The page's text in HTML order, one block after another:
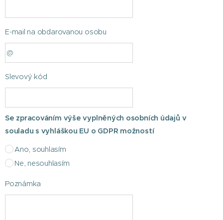
E-mail na obdarovanou osobu
Slevový kód
Se zpracováním výše vyplněných osobních údajů v
souladu s vyhláškou EU o GDPR možností
Ano, souhlasím
Ne, nesouhlasím
Poznámka